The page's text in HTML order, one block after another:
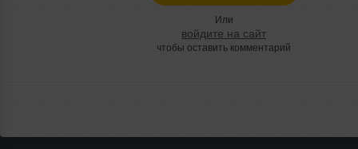
Или
войдите на сайт
чтобы оставить комментарий